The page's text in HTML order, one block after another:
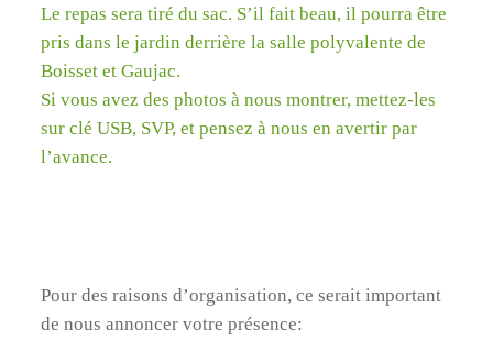
Le repas sera tiré du sac. S’il fait beau, il pourra être
pris dans le jardin derrière la salle polyvalente de
Boisset et Gaujac.
Si vous avez des photos à nous montrer, mettez-les
sur clé USB, SVP, et pensez à nous en avertir par
l’avance.
Pour des raisons d’organisation, ce serait important
de nous annoncer votre présence: